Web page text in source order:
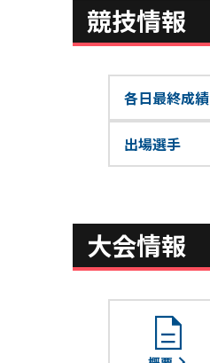
競技情報
各日最終成績
出場選手
大会情報
description